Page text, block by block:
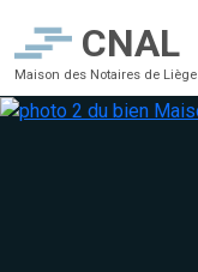
CNAL
Maison des Notaires de Liège